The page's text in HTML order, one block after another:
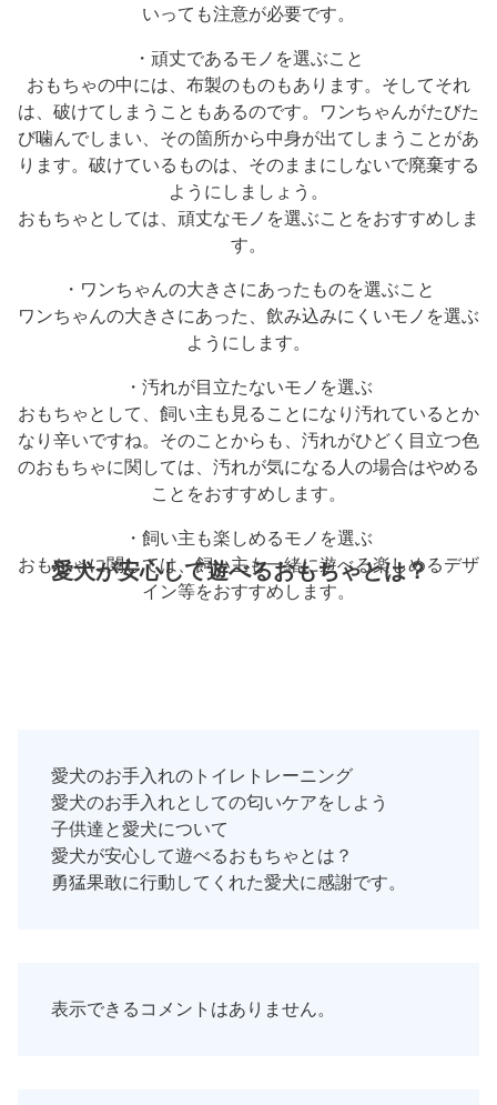
愛犬が安心して遊べるおもちゃとは？
いっても注意が必要です。
・頑丈であるモノを選ぶこと
おもちゃの中には、布製のものもあります。そしてそれ
は、破けてしまうこともあるのです。ワンちゃんがたびた
び噛んでしまい、その箇所から中身が出てしまうことがあ
ります。破けているものは、そのままにしないで廃棄する
ようにしましょう。
おもちゃとしては、頑丈なモノを選ぶことをおすすめしま
す。
・ワンちゃんの大きさにあったものを選ぶこと
ワンちゃんの大きさにあった、飲み込みにくいモノを選ぶ
ようにします。
・汚れが目立たないモノを選ぶ
おもちゃとして、飼い主も見ることになり汚れているとか
なり辛いですね。そのことからも、汚れがひどく目立つ色
のおもちゃに関しては、汚れが気になる人の場合はやめる
ことをおすすめします。
・飼い主も楽しめるモノを選ぶ
おもちゃに関しては、飼い主も一緒に遊べる楽しめるデザ
イン等をおすすめします。
愛犬のお手入れのトイレトレーニング
愛犬のお手入れとしての匂いケアをしよう
子供達と愛犬について
愛犬が安心して遊べるおもちゃとは？
勇猛果敢に行動してくれた愛犬に感謝です。
表示できるコメントはありません。